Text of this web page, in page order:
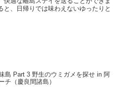
と、日帰りでは味わえないゆったりと
島 Part 3 野生のウミガメを探せ in 阿
チ（慶良間諸島）